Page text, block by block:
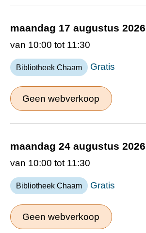
maandag 17 augustus 2026
van 10:00 tot 11:30
Bibliotheek Chaam Gratis
Geen webverkoop
maandag 24 augustus 2026
van 10:00 tot 11:30
Bibliotheek Chaam Gratis
Geen webverkoop